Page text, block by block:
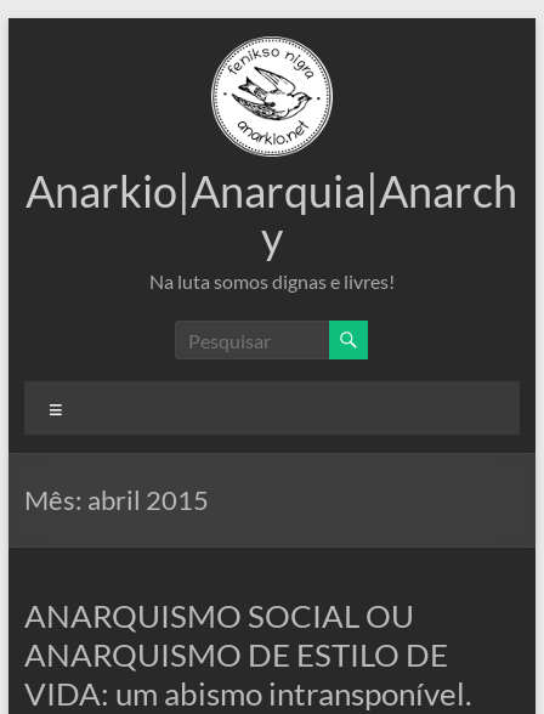
Anarkio|Anarquia|Anarch
y
Na luta somos dignas e livres!
Mês: abril 2015
ANARQUISMO SOCIAL OU
ANARQUISMO DE ESTILO DE
VIDA: um abismo intransponível.